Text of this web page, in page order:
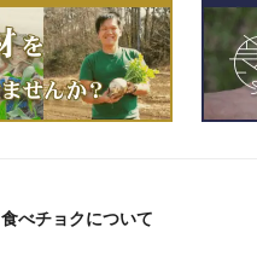
食べチョクについて